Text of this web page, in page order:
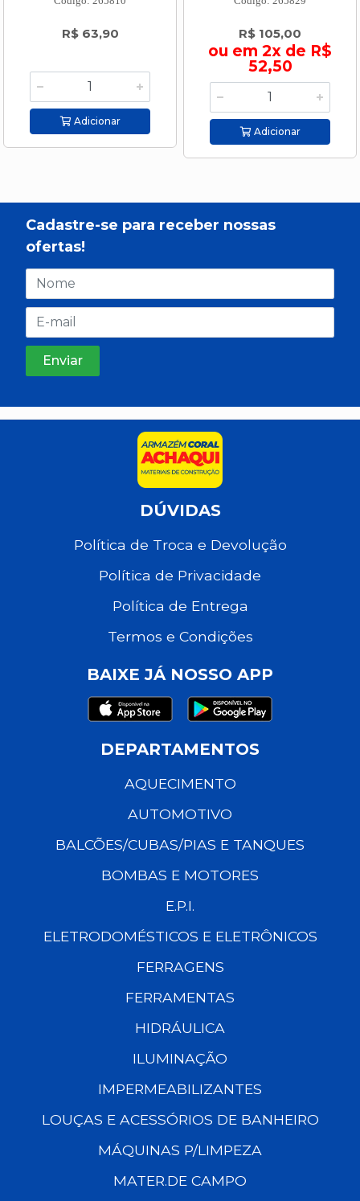
R$ 63,90
Adicionar
R$ 105,00
ou em 2x de R$
52,50
Adicionar
Cadastre-se para receber nossas
ofertas!
DÚVIDAS
Política de Troca e Devolução
Política de Privacidade
Política de Entrega
Termos e Condições
BAIXE JÁ NOSSO APP
DEPARTAMENTOS
AQUECIMENTO
AUTOMOTIVO
BALCÕES/CUBAS/PIAS E TANQUES
BOMBAS E MOTORES
E.P.I.
ELETRODOMÉSTICOS E ELETRÔNICOS
FERRAGENS
FERRAMENTAS
HIDRÁULICA
ILUMINAÇÃO
IMPERMEABILIZANTES
LOUÇAS E ACESSÓRIOS DE BANHEIRO
MÁQUINAS P/LIMPEZA
MATER.DE CAMPO